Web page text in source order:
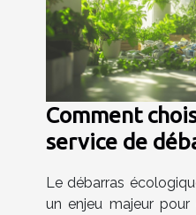
Comment
service de
Le débarras
un enjeu majeur